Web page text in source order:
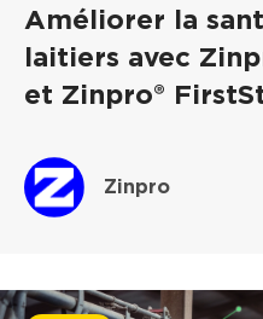
Améliorer la
laitiers avec
et Zinpro®
Zinpro